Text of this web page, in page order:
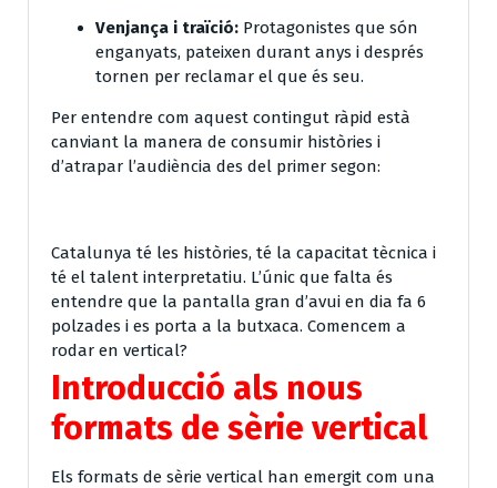
Venjança i traïció: Protagonistes que són
enganyats, pateixen durant anys i després
tornen per reclamar el que és seu.
Per entendre com aquest contingut ràpid està
canviant la manera de consumir històries i
d’atrapar l’audiència des del primer segon:
Catalunya té les històries, té la capacitat tècnica i
té el talent interpretatiu. L’únic que falta és
entendre que la pantalla gran d’avui en dia fa 6
polzades i es porta a la butxaca. Comencem a
rodar en vertical?
Introducció als nous
formats de sèrie vertical
Els formats de sèrie vertical han emergit com una